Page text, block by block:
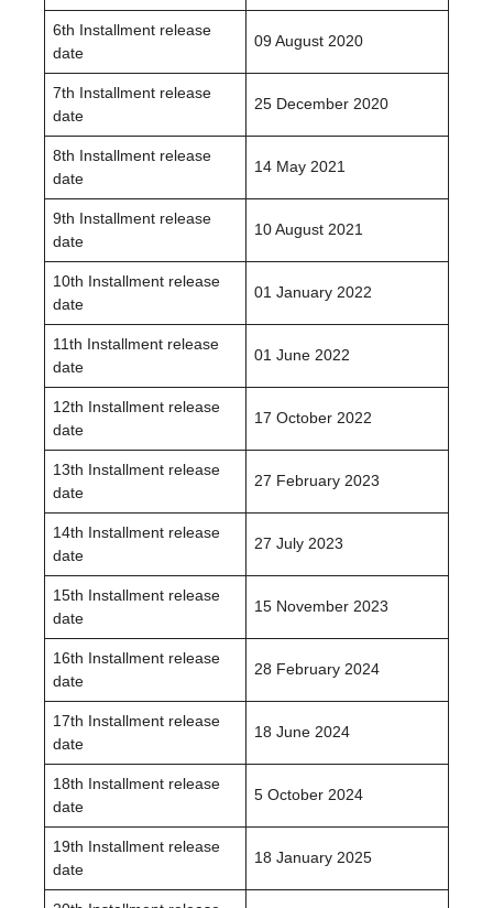
6th Installment release
date
09 August 2020
7th Installment release
date
25 December 2020
8th Installment release
date
14 May 2021
9th Installment release
date
10 August 2021
10th Installment release
date
01 January 2022
11th Installment release
date
01 June 2022
12th Installment release
date
17 October 2022
13th Installment release
date
27 February 2023
14th Installment release
date
27 July 2023
15th Installment release
date
15 November 2023
16th Installment release
date
28 February 2024
17th Installment release
date
18 June 2024
18th Installment release
date
5 October 2024
19th Installment release
date
18 January 2025